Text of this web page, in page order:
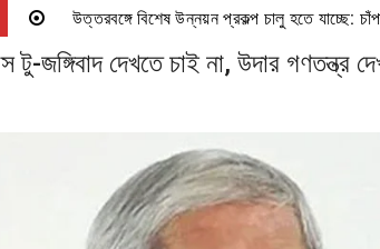
উত্তরবঙ্গে বিশেষ উন্নয়ন প্রকল্প চালু হতে যাচ্ছে:
টু-জঙ্গিবাদ দেখতে চাই না, উদার গণতন্ত্র